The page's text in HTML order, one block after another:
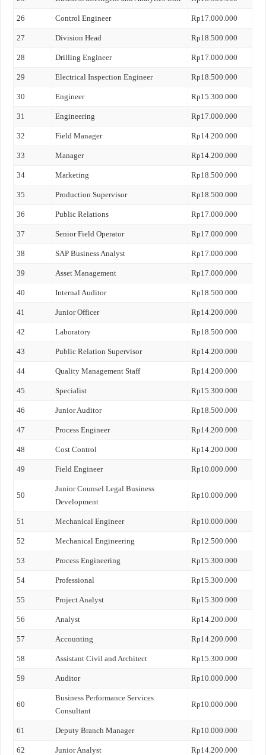
26 Control Engineer Rp17.000.000
27 Division Head Rp18.500.000
28 Drilling Engineer Rp17.000.000
29 Electrical Inspection Engineer Rp18.500.000
30 Engineer Rp15.300.000
31 Engineering Rp17.000.000
32 Field Manager Rp14.200.000
33 Manager Rp14.200.000
34 Marketing Rp18.500.000
35 Production Supervisor Rp18.500.000
36 Public Relations Rp17.000.000
37 Senior Field Operator Rp17.000.000
38 SAP Business Analyst Rp17.000.000
39 Asset Management Rp17.000.000
40 Internal Auditor Rp18.500.000
41 Junior Officer Rp14.200.000
42 Laboratory Rp18.500.000
43 Public Relation Supervisor Rp14.200.000
44 Quality Management Staff Rp14.200.000
45 Specialist Rp15.300.000
46 Junior Auditor Rp18.500.000
47 Process Engineer Rp14.200.000
48 Cost Control Rp14.200.000
49 Field Engineer Rp10.000.000
50
Junior Counsel Legal Business
Development
Rp10.000.000
51 Mechanical Engineer Rp10.000.000
52 Mechanical Engineering Rp12.500.000
53 Process Engineering Rp15.300.000
54 Professional Rp15.300.000
55 Project Analyst Rp15.300.000
56 Analyst Rp14.200.000
57 Accounting Rp14.200.000
58 Assistant Civil and Architect Rp15.300.000
59 Auditor Rp10.000.000
60
Business Performance Services
Consultant
Rp10.000.000
61 Deputy Branch Manager Rp10.000.000
62 Junior Analyst Rp14.200.000